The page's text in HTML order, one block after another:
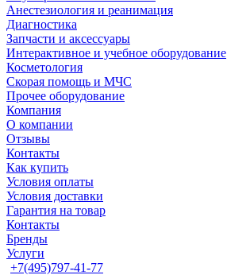
Анестезиология и реанимация
Диагностика
Запчасти и аксессуары
Интерактивное и учебное оборудование
Косметология
Скорая помощь и МЧС
Прочее оборудование
Компания
О компании
Отзывы
Контакты
Как купить
Условия оплаты
Условия доставки
Гарантия на товар
Контакты
Бренды
Услуги
+7(495)797-41-77